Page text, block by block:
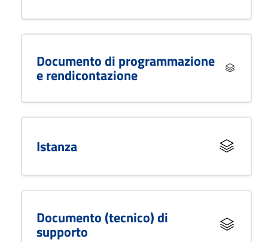
Documento di programmazione
e rendicontazione
Istanza
Documento (tecnico) di
supporto